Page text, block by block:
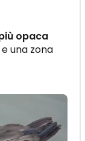
opaca
una zona